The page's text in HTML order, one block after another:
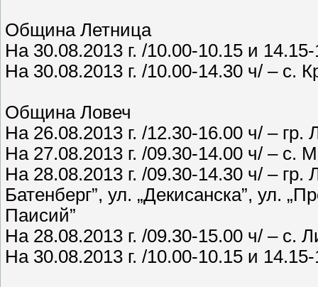
Община Летница
На 30.08.2013 г. /10.00-10.15 и
На 30.08.2013 г. /10.00-14.30 ч/ – с.
Община Ловеч
На 26.08.2013 г. /12.30-16.00 ч/ – гр.
На 27.08.2013 г. /09.30-14.00 ч/ – с.
На 28.08.2013 г. /09.30-14.30 ч/ – гр.
Батенберг”, ул. „Декисанска”, ул.
Паисий”
На 28.08.2013 г. /09.30-15.00 ч/ – с.
На 30.08.2013 г. /10.00-10.15 и